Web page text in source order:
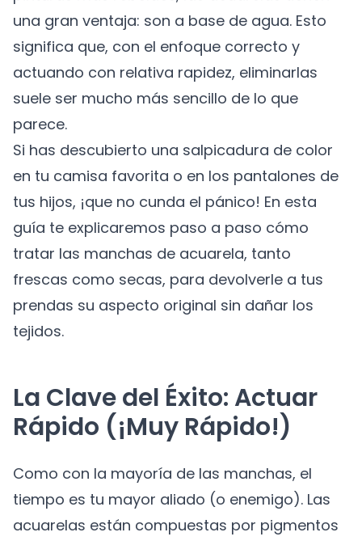
una gran ventaja: son a base de agua. Esto
significa que, con el enfoque correcto y
actuando con relativa rapidez, eliminarlas
suele ser mucho más sencillo de lo que
parece.
Si has descubierto una salpicadura de color
en tu camisa favorita o en los pantalones de
tus hijos, ¡que no cunda el pánico! En esta
guía te explicaremos paso a paso cómo
tratar las manchas de acuarela, tanto
frescas como secas, para devolverle a tus
prendas su aspecto original sin dañar los
tejidos.
La Clave del Éxito: Actuar
Rápido (¡Muy Rápido!)
Como con la mayoría de las manchas, el
tiempo es tu mayor aliado (o enemigo). Las
acuarelas están compuestas por pigmentos